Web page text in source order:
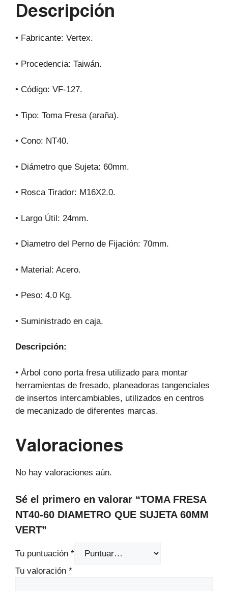
p
o
Descripción
• Fabricante: Vertex.
• Procedencia: Taiwán.
• Código: VF-127.
• Tipo: Toma Fresa (araña).
• Cono: NT40.
• Diámetro que Sujeta: 60mm.
• Rosca Tirador: M16X2.0.
• Largo Útil: 24mm.
• Diametro del Perno de Fijación: 70mm.
• Material: Acero.
• Peso: 4.0 Kg.
• Suministrado en caja.
Descripción:
• Árbol cono porta fresa utilizado para montar
herramientas de fresado, planeadoras tangenciales
de insertos intercambiables, utilizados en centros
de mecanizado de diferentes marcas.
Valoraciones
No hay valoraciones aún.
Sé el primero en valorar “TOMA FRESA
NT40-60 DIAMETRO QUE SUJETA 60MM
VERT”
Tu puntuación *
Tu valoración *